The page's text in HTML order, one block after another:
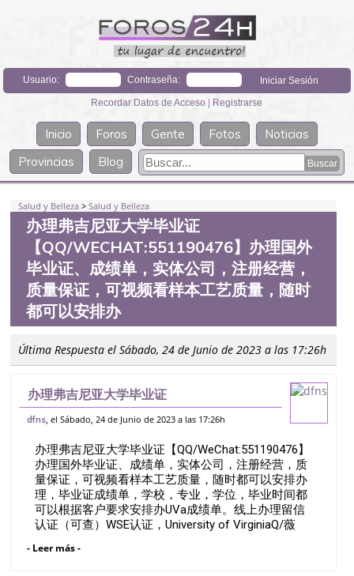
Usuario: Contraseña:
Recordar Datos de Acceso | Registrarse
Inicio Foros Gente Fotos
Noticias
Provincias
Blog
Salud y Belleza >Salud y Belleza
办理弗吉尼亚大学毕业证
【QQ/WECHAT:551190476】办理国外
毕业证、成绩单，实体公司，注册经营，
质量保证，可视频看样本工艺质量，随时
都可以安排办
Última Respuesta el Sábado, 24 de Junio de 2023 a las 17:26h
办理弗吉尼亚大学毕业证
【QQ/WeChat:551190476】办理国外毕
保证，可视频看样本工艺质量，随时都可以
安排办
dfns , el Sábado, 24 de Junio de 2023 a las 17:26h
办理弗吉尼亚大学毕业证【QQ/WeChat:551190476】
办理国外毕业证、成绩单，实体公司，注册经营，质
量保证，可视频看样本工艺质量，随时都可以安排办
理，毕业证成绩单，学校，专业，学位，毕业时间都
可以根据客户要求安排办UVa成绩单。线上办理留信
认证（可查）WSE认证，University of VirginiaQ/薇
理教育部认证办理大使馆认证办理留学归国证明办理
- Leer más -